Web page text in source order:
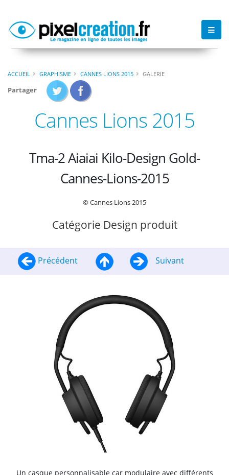
ACCUEIL GRAPHISME CANNES LIONS 2015 GALERIE
Partager
Cannes Lions 2015
Tma-2 Aiaiai Kilo-Design Gold-
Cannes-Lions-2015
© Cannes Lions 2015
Catégorie Design produit
Précédent Suivant
Un casque personnalisable car modulaire avec différents